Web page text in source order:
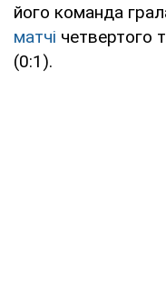
його команда
матчі четвертого
(0:1).